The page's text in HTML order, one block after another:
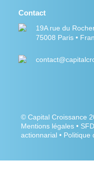
Contact
19A rue du
75008 Paris •
© Capital Croissance
Mentions légales•
actionnarial• Politique